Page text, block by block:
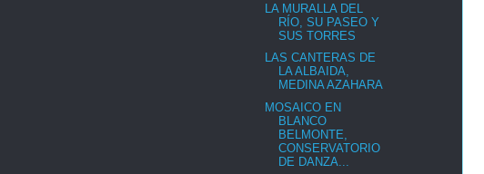
LA MURALLA DEL
RÍO, SU PASEO Y
SUS TORRES
LAS CANTERAS DE
LA ALBAIDA,
MEDINA AZAHARA
MOSAICO EN
BLANCO
BELMONTE,
CONSERVATORIO
DE DANZA...